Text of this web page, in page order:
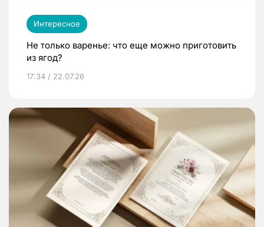
Интересное
Не только варенье: что еще можно приготовить
из ягод?
17:34 / 22.07.26